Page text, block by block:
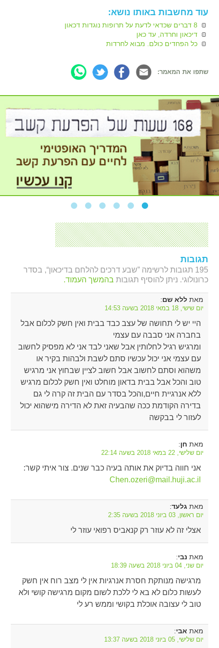
עוד מחשבות באותו נושא:
8 דברים שכדאי לדעת על תרופות נוגדות דכאון
דיכאון וחרדה, עד כאן
כל הפחדים כולם. מבוא לחרדות
שתפו את המאמר:
תגובות
195 תגובות לרשימה ”שבע דרכים להלחם בדיכאון“, בסדר
כרונולוגי. ניתן להוסיף תגובות בהמשך העמוד.
מאתללא שם:
יום שישי, 18 במאי 2018 בשעה 14:53
היי יש לי תחושה של עצב כבד בבית ואין חשק לכלום אבל
בחברה אני סבבה עם עצמי
ומרגיש רגיל לחלותין אבל שאני לבד אני לא מפסיק לחשוב
עם עצמי אני יכול עכשיו סתם לשבת ולבהות בקיר או
משהוא וסתם לחשוב אבל חשוב לציין שבחוץ אני מרגיש
טוב והכל אבל בבית בדאון מוחלט ואין חשק לכלום מרגיש
ללא אנרגיית חיים,והכל בסדר עם הבית זה קרה לי גם
בדירה הקודמת ככה שהבעיה זאת לא הדירה מישהוא יכול
לעזור לי בבקשה
מאת חן:
יום שלישי, 22 במאי 2018 בשעה 22:14
אני חווה בדיוק את אותה בעיה כבר שנים. צור איתי קשר:
Chen.ozeri@mail.huji.ac.il
מאת גלעד:
יום ראשון, 03 ביוני 2018 בשעה 2:35
אצלי זה לא עוזר רק קנאביס רפואי עוזר לי
מאת נבי:
יום שני, 04 ביוני 2018 בשעה 18:39
מרגישה מנותקת חסרת אנרגיות אין לי מצב רוח אין חשק
לעשות כלום לא בא לי ללכת לשום מקום מרגישה קושי ולא
טוב לי עצובה אוכלת בקושי וממש רע לי
מאת אבי:
יום שלישי, 05 ביוני 2018 בשעה 13:37